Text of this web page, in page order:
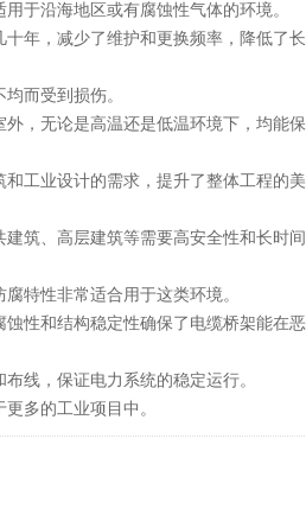
于沿海地区或有腐蚀性气体的环境。
年，减少了维护和更换频率，降低了
而受到损伤。
，无论是高温还是低温环境下，均能
业设计的需求，提升了整体工程的美
筑、高层建筑等需要高安全性和长时
特性非常适合用于这类环境。
性和结构稳定性确保了电缆桥架能在
线，保证电力系统的稳定运行。
多的工业项目中。